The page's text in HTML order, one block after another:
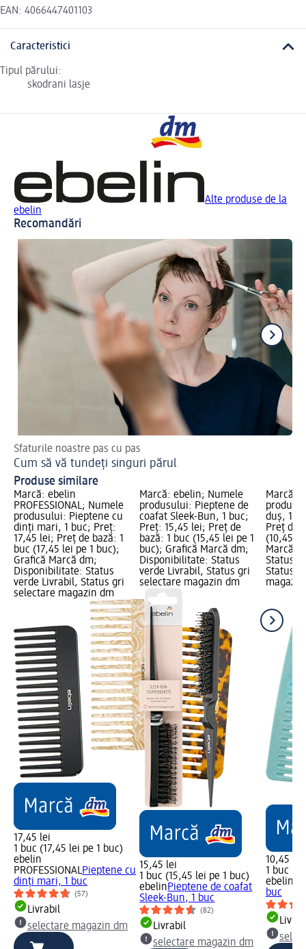
EAN: 4066447401103
Caracteristici
Tipul părului:
skodrani lasje
Alte produse de la
ebelin
Recomandări
Sfaturile noastre pas cu pas
Cum să vă tundeți singuri părul
Produse similare
Marcă: ebelin
PROFESSIONAL; Numele
produsului: Pieptene cu
dinți mari, 1 buc; Preț:
17,45 lei; Preț de bază: 1
buc (17,45 lei pe 1 buc);
Grafică Marcă dm;
Disponibilitate: Status
verde Livrabil, Status gri
selectare magazin dm
17,45 lei
1 buc (17,45 lei pe 1 buc)
ebelin
PROFESSIONALPieptene cu
dinți mari, 1 buc
(57)
Livrabil
selectare magazin dm
Marcă: ebelin; Numele
produsului: Pieptene de
coafat Sleek-Bun, 1 buc;
Preț: 15,45 lei; Preț de
bază: 1 buc (15,45 lei pe 1
buc); Grafică Marcă dm;
Disponibilitate: Status
verde Livrabil, Status gri
selectare magazin dm
15,45 lei
1 buc (15,45 lei pe 1 buc)
ebelinPieptene de coafat
Sleek-Bun, 1 buc
(82)
Livrabil
selectare magazin dm
Marcă:
duș, 1
Preț de
(10,45
Marcă
Status
Status
10,45 lei
1 buc
ebelin
buc